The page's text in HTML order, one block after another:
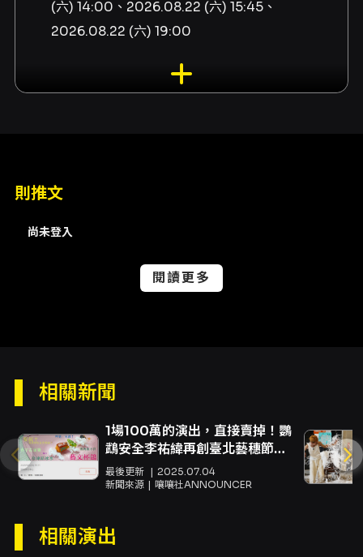
(六) 14:00、2026.08.22 (六) 15:45、
2026.08.22 (六) 19:00
張俊傑
「塔你個羅!」(Oh Really? Tarot!) 收錄於2026
常喜劇結合，呈現一場以「誤打誤撞的塔羅夜」
為核心的劇場體驗。節目以一句幽默對話作為開
示，故事起於一場萬聖節夜的占卜，兼職服務生
同時具備兩種張力：其一，塔羅作為一套象徵系
統，其象徵與敘事性能為尋答者提供心理上的線
索與想像空間；其二，表演者身份的錯置（兼職
服務生假扮塔羅師）則拆解了權威與儀式性，讓
都可能是尋找答案的契機，也可能是荒謬的反
則推文
尚未登入
閱讀更多
相關新聞
1場100萬的演出，直接賣掉！鸚
鵡安全李祐緯再創臺北藝穗節奇
蹟！
最後更新
2025.07.04
新聞來源
嚷嚷社ANNOUNCER
相關演出